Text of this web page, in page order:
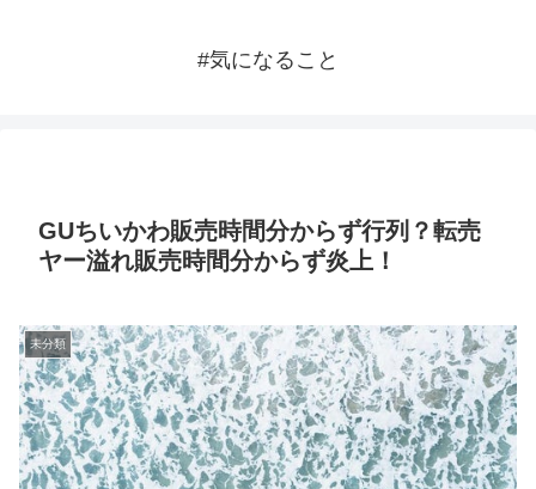
#気になること
GUちいかわ販売時間分からず行列？転売
ヤー溢れ販売時間分からず炎上！
未分類